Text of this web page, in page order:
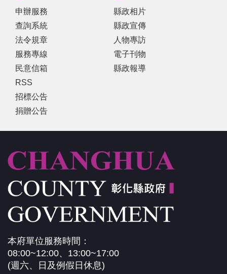
申辦服務
查詢系統
法令規章
服務專線
民意信箱
RSS
招標公告
捐贈公告
縣政相片
縣政宣傳
人物專訪
電子刊物
縣政報導
本府單位服務時間：
08:00~12:00、13:00~17:00
(週六、日及例假日休息)